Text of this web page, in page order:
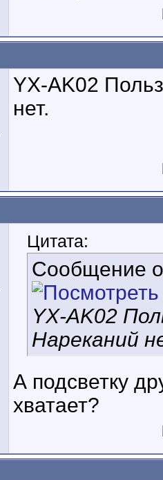
YX-AK02
нет.
Цитата:
Сообщение
YX-AK02
Нареканий
А подсветку
хватает?